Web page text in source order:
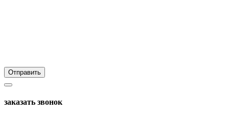
заказать звонок